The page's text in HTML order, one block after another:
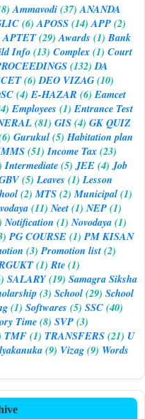
Ammavodi(37) ANANDA
(6) APOSS(14) APP(2)
APTET(29) Awards (1) Bank
Info(13) Complex(1) Court
(132) DA
(6) DEO VIZAG(10)
(4) E-HAZAR (6) Eamcet
Employees (1) Entrance Test
(81) GIS(4) GK QUIZ
Gurukul(5) Habitation plan
(51) Income Tax(23)
Intermediate(5) JEE(4) Job
(5) Leaves (1) Lesson
(2) MTS(2) Municipal(1)
(11) Neet(1) NEP(1)
Notification (1) Novodaya(1)
PG COURSE(1) PM KISAN
(3) Promotion list(2)
(1) Rte(1)
SALARY(19) Samagra Siksha
(3) School(29) School
(1) Softwares (5) SSC(40)
Time(8) SVP(3)
TMF(1) TRANSFERS(21) U
(9) Vizag(9) Words